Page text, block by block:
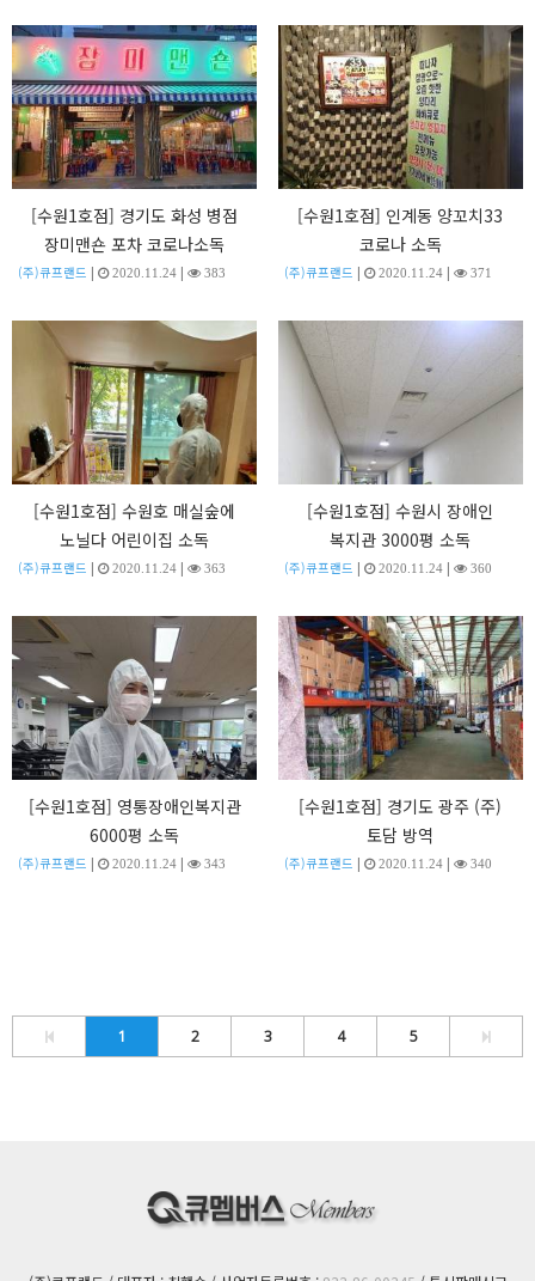
[수원1호점] 경기도 화성 병점
장미맨숀 포차 코로나소독
(주)큐프랜드 | 2020.11.24 | 383
[수원1호점] 인계동 양꼬치33
코로나 소독
(주)큐프랜드 | 2020.11.24| 371
[수원1호점] 수원호 매실숲에
노닐다 어린이집 소독
(주)큐프랜드 | 2020.11.24 | 363
[수원1호점] 수원시 장애인
복지관 3000평 소독
(주)큐프랜드 | 2020.11.24| 360
[수원1호점] 영통장애인복지관
6000평 소독
(주)큐프랜드 | 2020.11.24 | 343
[수원1호점] 경기도 광주 (주)
토담 방역
(주)큐프랜드 | 2020.11.24| 340
1 2 3 4 5